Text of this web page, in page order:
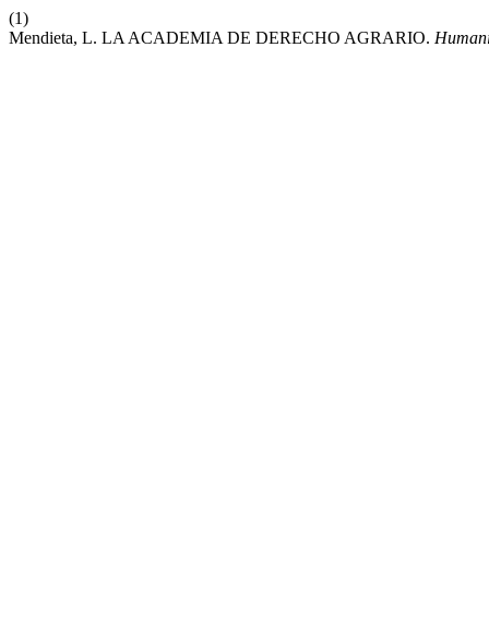
(1)
Mendieta, L. LA ACADEMIA DE DERECHO AGRARIO.